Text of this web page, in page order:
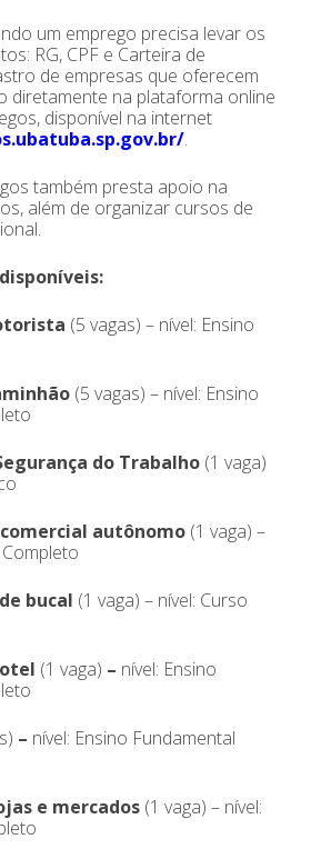
um emprego precisa levar os
RG, CPF e Carteira de
de empresas que oferecem
diretamente na plataforma online
disponível na internet
.
também presta apoio na
além de organizar cursos de
(5 vagas) – nível: Ensino
(5 vagas) – nível: Ensino
do Trabalho (1 vaga)
autônomo (1 vaga) –
bucal (1 vaga) – nível: Curso
(1 vaga) – nível: Ensino
– nível: Ensino Fundamental
e mercados (1 vaga) – nível: